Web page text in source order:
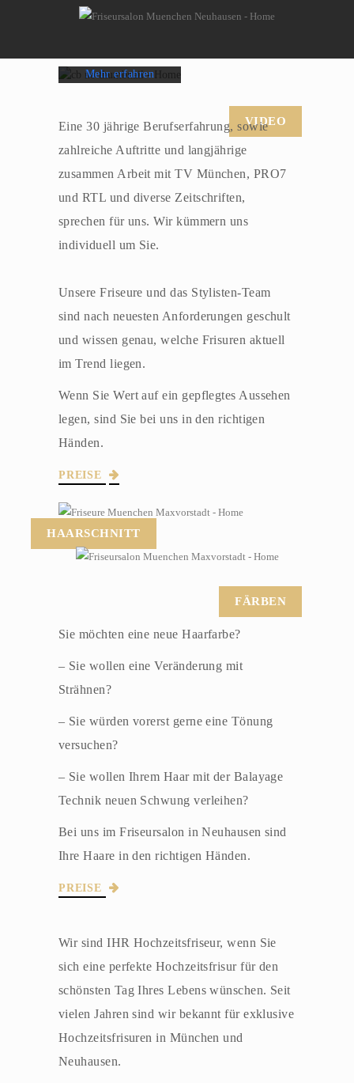
Videos akzeptieren
Sie die
g von YouTube.
Mehr erfahren
VIDEO
Eine 30 jährige Berufserfahrung, sowie
zahlreiche Auftritte und langjährige
zusammen Arbeit mit TV München, PRO7
und RTL und diverse Zeitschriften,
sprechen für uns. Wir kümmern uns
individuell um Sie.
Unsere Friseure und das Stylisten-Team
sind nach neuesten Anforderungen geschult
und wissen genau, welche Frisuren aktuell
im Trend liegen.
Wenn Sie Wert auf ein gepflegtes Aussehen
legen, sind Sie bei uns in den richtigen
Händen.
PREISE
HAARSCHNITT
FÄRBEN
Sie möchten eine neue Haarfarbe?
– Sie wollen eine Veränderung mit
Strähnen?
– Sie würden vorerst gerne eine Tönung
versuchen?
– Sie wollen Ihrem Haar mit der Balayage
Technik neuen Schwung verleihen?
Bei uns im Friseursalon in Neuhausen sind
Ihre Haare in den richtigen Händen.
PREISE
Wir sind IHR Hochzeitsfriseur, wenn Sie
sich eine perfekte Hochzeitsfrisur für den
schönsten Tag Ihres Lebens wünschen. Seit
vielen Jahren sind wir bekannt für exklusive
Hochzeitsfrisuren in München und
Neuhausen.